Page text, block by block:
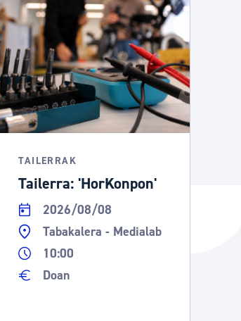
TAILERRAK
Tailerra: 'HorKonpon'
2026/08/08
Tabakalera - Medialab
10:00
Doan